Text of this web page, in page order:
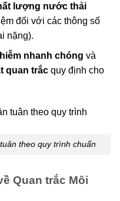
lượng nước thải
đối với các thông số
nặng).
nhanh chóng và
quan trắcquy định cho
theo quy trình chuẩn
Quan trắc Môi